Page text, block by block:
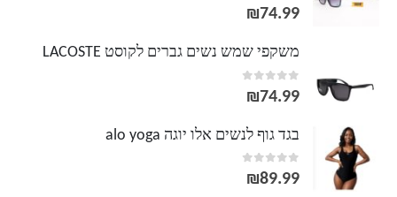
0
out of 5
₪74.99
משקפי שמש נשים גברים לקוסט LACOSTE
0
out of 5
₪74.99
בגד גוף לנשים אלו יוגה alo yoga
0
out of 5
₪89.99